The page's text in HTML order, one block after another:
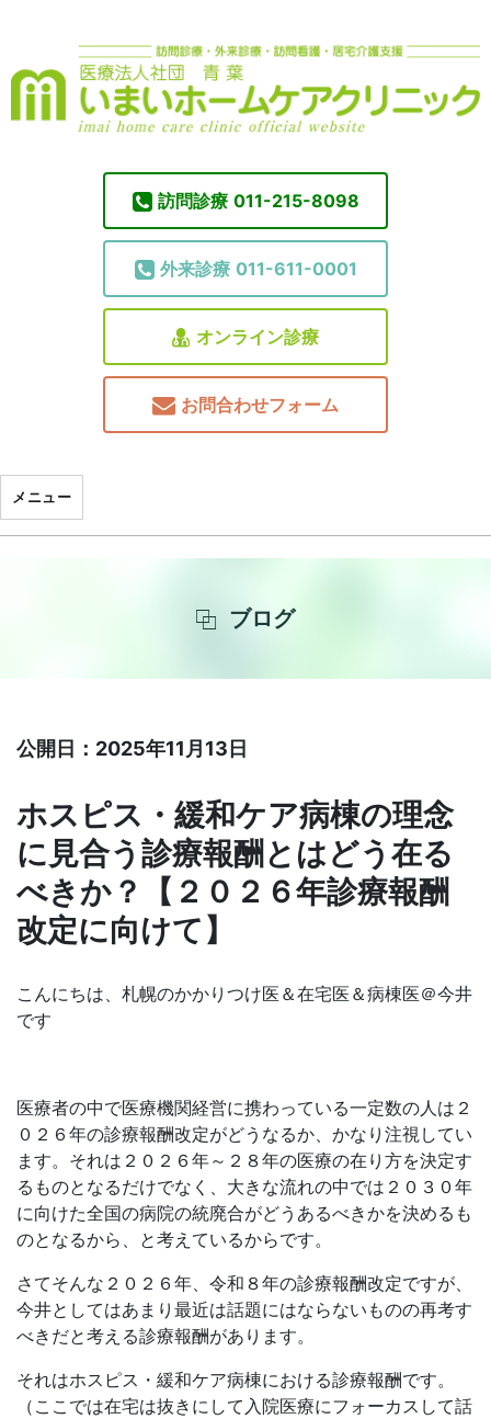
訪問診療 011-215-8098
外来診療 011-611-0001
オンライン診療
お問合わせフォーム
メニュー
ブログ
公開日：2025年11月13日
ホスピス・緩和ケア病棟の理念
に見合う診療報酬とはどう在る
べきか？【２０２６年診療報酬
改定に向けて】
こんにちは、札幌のかかりつけ医＆在宅医＆病棟医＠今井
です
医療者の中で医療機関経営に携わっている一定数の人は２
０２６年の診療報酬改定がどうなるか、かなり注視してい
ます。それは２０２６年～２８年の医療の在り方を決定す
るものとなるだけでなく、大きな流れの中では２０３０年
に向けた全国の病院の統廃合がどうあるべきかを決めるも
のとなるから、と考えているからです。
さてそんな２０２６年、令和８年の診療報酬改定ですが、
今井としてはあまり最近は話題にはならないものの再考す
べきだと考える診療報酬があります。
それはホスピス・緩和ケア病棟における診療報酬です。
（ここでは在宅は抜きにして入院医療にフォーカスして話